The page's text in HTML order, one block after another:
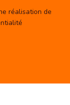
réalisation de